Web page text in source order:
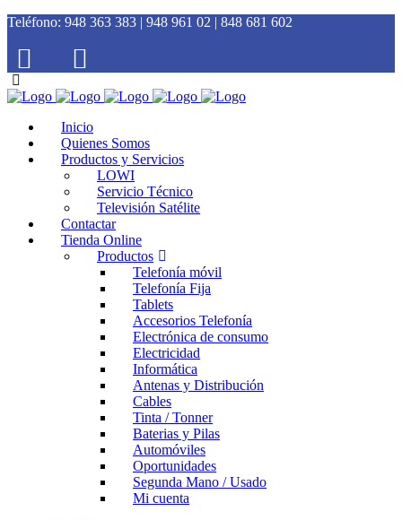
Teléfono: 948 363 383 | 948 961 02 | 848 681 602
Inicio
Quienes Somos
Productos y Servicios
LOWI
Servicio Técnico
Televisión Satélite
Contactar
Tienda Online
Productos
Telefonía móvil
Telefonía Fija
Tablets
Accesorios Telefonía
Electrónica de consumo
Electricidad
Informática
Antenas y Distribución
Cables
Tinta / Tonner
Baterias y Pilas
Automóviles
Oportunidades
Segunda Mano / Usado
Mi cuenta